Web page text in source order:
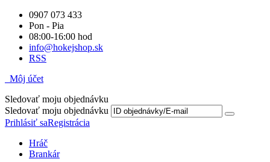
0907 073 433
Pon - Pia
08:00-16:00 hod
info@hokejshop.sk
RSS
Môj účet
Sledovať moju objednávku
Sledovať moju objednávku
Prihlásiť saRegistrácia
Hráč
Brankár